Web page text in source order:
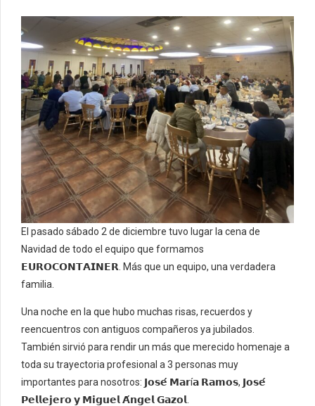
El pasado sábado 2 de diciembre tuvo lugar la cena de
Navidad de todo el equipo que formamos
𝗘𝗨𝗥𝗢𝗖𝗢𝗡𝗧𝗔𝗜𝗡𝗘𝗥. Más que un equipo, una verdadera
familia.
Una noche en la que hubo muchas risas, recuerdos y
reencuentros con antiguos compañeros ya jubilados.
También sirvió para rendir un más que merecido homenaje a
toda su trayectoria profesional a 3 personas muy
importantes para nosotros: 𝗝𝗼𝘀𝗲́ 𝗠𝗮𝗿í𝗮 𝗥𝗮𝗺𝗼𝘀, 𝗝𝗼𝘀𝗲́
𝗣𝗲𝗹𝗹𝗲𝗷𝗲𝗿𝗼 𝘆 𝗠𝗶𝗴𝘂𝗲𝗹 𝗔́𝗻𝗴𝗲𝗹 𝗚𝗮𝘇𝗼𝗹.